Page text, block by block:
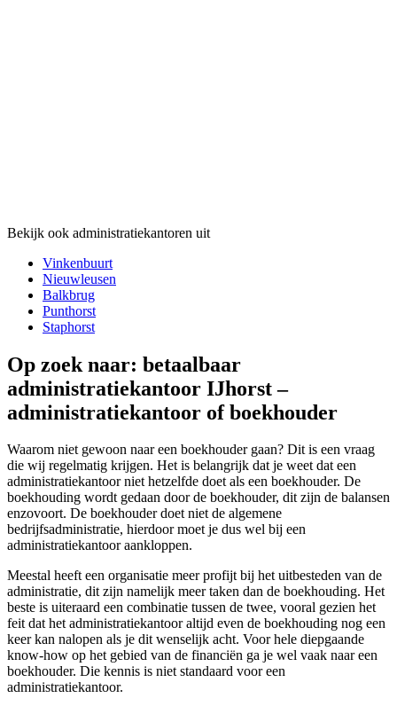
Bekijk ook administratiekantoren uit
Vinkenbuurt
Nieuwleusen
Balkbrug
Punthorst
Staphorst
Op zoek naar: betaalbaar
administratiekantoor IJhorst –
administratiekantoor of boekhouder
Waarom niet gewoon naar een boekhouder gaan? Dit is een vraag
die wij regelmatig krijgen. Het is belangrijk dat je weet dat een
administratiekantoor niet hetzelfde doet als een boekhouder. De
boekhouding wordt gedaan door de boekhouder, dit zijn de balansen
enzovoort. De boekhouder doet niet de algemene
bedrijfsadministratie, hierdoor moet je dus wel bij een
administratiekantoor aankloppen.
Meestal heeft een organisatie meer profijt bij het uitbesteden van de
administratie, dit zijn namelijk meer taken dan de boekhouding. Het
beste is uiteraard een combinatie tussen de twee, vooral gezien het
feit dat het administratiekantoor altijd even de boekhouding nog een
keer kan nalopen als je dit wenselijk acht. Voor hele diepgaande
know-how op het gebied van de financiën ga je wel vaak naar een
boekhouder. Die kennis is niet standaard voor een
administratiekantoor.